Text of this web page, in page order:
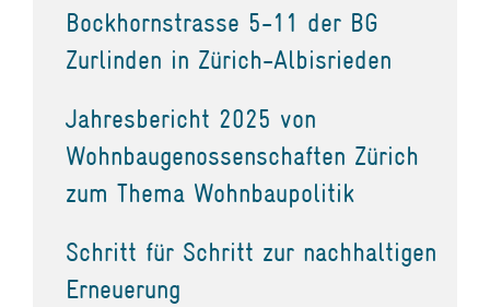
Bockhornstrasse 5-11 der BG
Zurlinden in Zürich-Albisrieden
Jahresbericht 2025 von
Wohnbaugenossenschaften Zürich
zum Thema Wohnbaupolitik
Schritt für Schritt zur nachhaltigen
Erneuerung